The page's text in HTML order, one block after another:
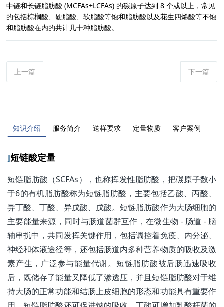
中链和长链脂肪酸 (MCFAs+LCFAs) 的碳原子达到 8 个或以上，常见
的包括棕榈酸、硬脂酸、软脂酸等饱和脂肪酸以及花生四烯酸等不饱
和脂肪酸在内的共计几十种脂肪酸。
上一篇 下一篇
知识介绍 服务简介 送样要求 定量物质 客户案例
]短链酸定量
短链脂肪酸（SCFAs），也称挥发性脂肪酸，把碳原子数小
于6的有机脂肪酸称为短链脂肪酸，主要包括乙酸、丙酸、
异丁酸、丁酸、异戊酸、戊酸。短链脂肪酸作为大肠细胞的
主要能量来源，同时与肠道菌群互作，在微生物 - 肠道 - 脑
轴串扰中，共同发挥关键作用，包括调控着免疫、内分泌、
神经和体液途径等，还包括肠道内多种营养物质的吸收及激
素产生，广泛参与能量代谢。短链脂肪酸被后肠迅速吸收
后，既储存了能量又降低了渗透压，并且短链脂肪酸对于维
持大肠的正常功能和结肠上皮细胞的形态和功能具有重要作